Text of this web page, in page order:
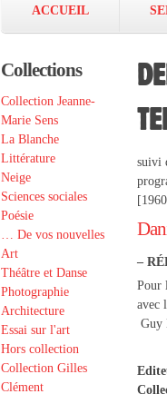
ACCUEIL
Collections
Collection Jeanne-
Marie Sens
La Blanche
Littérature
Neige
Sciences sociales
Poésie
… De vos nouvelles
Art
Théâtre et Danse
Photographie
Architecture
Essai sur l'art
Hors collection
Collection Gilles
Clément
suivi
–
Pour
avec
Guy